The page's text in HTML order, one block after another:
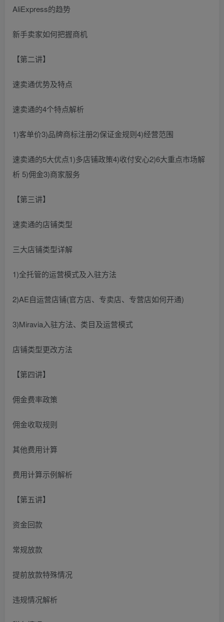
AliExpress的趋势
新手卖家如何把握商机
【第二讲】
速卖通优势及特点
速卖通的4个特点解析
1)客单价3)品牌商标注册2)保证金规则4)经营范围
速卖通的5大优点1)多店铺政策4)收付安心2)6大重点市场解
析 5)佣金3)商家服务
【第三讲】
速卖通的店铺类型
三大店铺类型详解
1)全托管的运营模式及入驻方法
2)AE自运营店铺(官方店、专卖店、专营店如何开通)
3)Miravia入驻方法、类目及运营模式
店铺类型更改方法
【第四讲】
佣金费率政策
佣金收取规则
其他费用计算
费用计算示例解析
【第五讲】
资金回款
常规放款
提前放款特殊情况
违规情况解析